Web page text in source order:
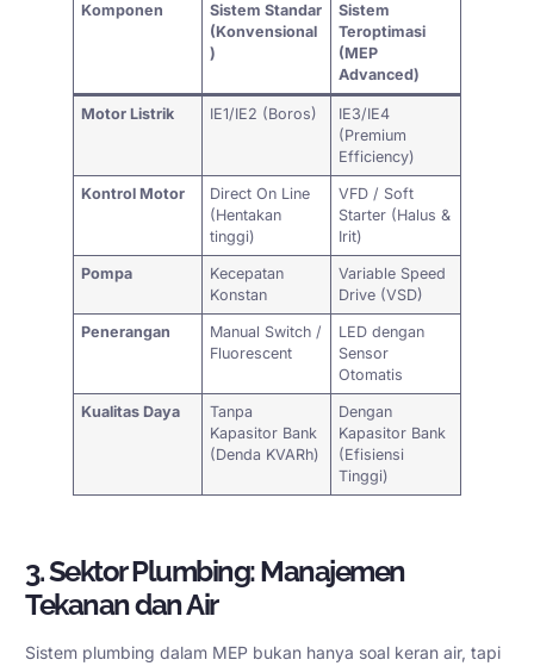
Komponen
Sistem Standar
(Konvensional
)
Sistem
Teroptimasi
(MEP
Advanced)
Motor Listrik IE1/IE2 (Boros)
IE3/IE4
(Premium
Efficiency)
Kontrol Motor
Direct On Line
(Hentakan
tinggi)
VFD / Soft
Starter (Halus &
Irit)
Pompa
Kecepatan
Konstan
Variable Speed
Drive (VSD)
Penerangan
Manual Switch /
Fluorescent
LED dengan
Sensor
Otomatis
Kualitas Daya
Tanpa
Kapasitor Bank
(Denda KVARh)
Dengan
Kapasitor Bank
(Efisiensi
Tinggi)
3. Sektor Plumbing: Manajemen
Tekanan dan Air
Sistem plumbing dalam MEP bukan hanya soal keran air, tapi